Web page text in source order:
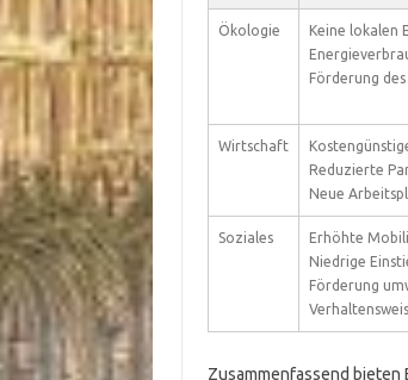
Ökologie
Keine lokalen
Förderung
Wirtschaft
Reduzierte
Neue
Soziales
Erhöhte
Niedrige
Förderung
Zusammenfassend bieten